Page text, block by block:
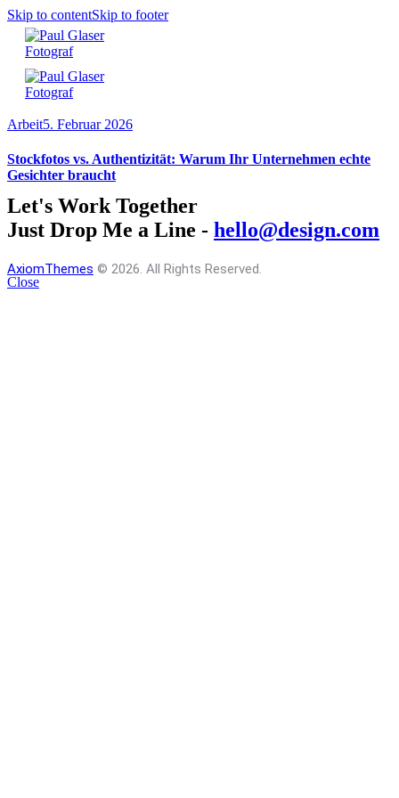
Skip to contentSkip to footer
Arbeit5. Februar 2026
Stockfotos vs. Authentizität: Warum Ihr Unternehmen echte
Gesichter braucht
Let's Work Together
Just Drop Me a Line - hello@design.com
AxiomThemes © 2026. All Rights Reserved.
Close